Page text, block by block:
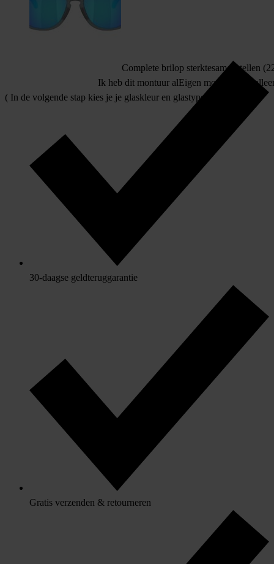
Complete brilop sterktesamenstellen
Ik heb dit montuur alEigen montuur
( In de volgende stap kies je je glaskleur en glastype )
30-daagse geldteruggarantie
Gratis verzenden & retourneren